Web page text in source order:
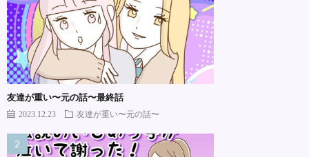
友達が重い〜元の話〜最終話
2023.12.23 友達が重い〜元の話〜